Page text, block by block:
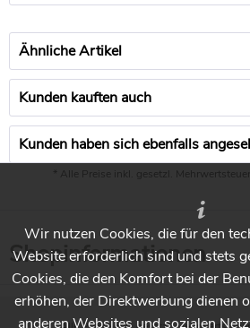
Ähnliche Artikel
Kunden kauften auch
Kunden haben sich ebenfalls
* Alle Preise inkl. gesetzl. Mehrwertsteuer
Shopinformationen
Wir nutzen Cookies, die für den
Website erforderlich sind und stets
Cookies, die den Komfort bei der
erhöhen, der Direktwerbung dienen
anderen Websites und sozialen